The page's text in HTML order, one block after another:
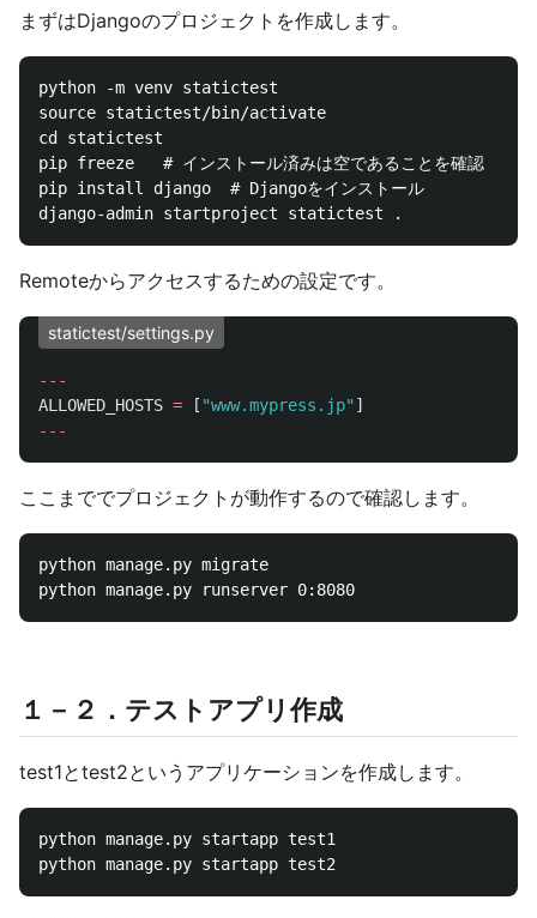
まずはDjangoのプロジェクトを作成します。
python -m venv statictest
source statictest/bin/activate
cd statictest
pip freeze   # インストール済みは空であることを確認
pip install django  # Djangoをインストール
Remoteからアクセスするための設定です。
statictest/settings.py
---
ALLOWED_HOSTS = [ "www.mypress.jp" ]
---
ここまででプロジェクトが動作するので確認します。
python manage.py migrate
１－２．テストアプリ作成
test1とtest2というアプリケーションを作成します。
python manage.py startapp test1